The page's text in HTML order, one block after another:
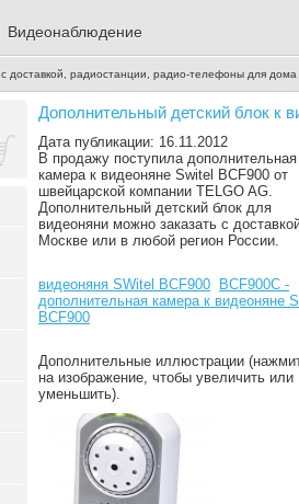
Видеонаблюдение
с доставкой, радиостанции, радио-телефоны для
Дополнительный детский блок к
Дата публикации: 16.11.2012
В продажу поступила дополнительная
камера к видеоняне Switel BCF900 от
швейцарской компании TELGO AG.
Дополнительный детский блок для
видеоняни можно заказать с
Москве или в любой регион России.
видеоняня SWitel BCF900
BCF900C -
дополнительная камера к видеоняне
BCF900
Дополнительные иллюстрации
на изображение, чтобы увеличить или
уменьшить).